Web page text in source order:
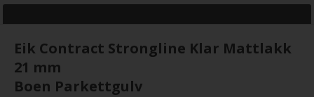
Eik Contract Strongline Klar Mattlakk
21 mm
Boen Parkettgulv